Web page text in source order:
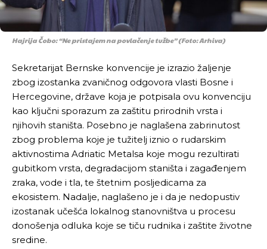
Hajrija Čobo: “Ne pristajem na povlačenje tužbe” (Foto: Arhiva)
Sekretarijat Bernske konvencije je izrazio žaljenje
zbog izostanka zvaničnog odgovora vlasti Bosne i
Hercegovine, države koja je potpisala ovu konvenciju
kao ključni sporazum za zaštitu prirodnih vrsta i
njihovih staništa. Posebno je naglašena zabrinutost
zbog problema koje je tužitelj iznio o rudarskim
aktivnostima Adriatic Metalsa koje mogu rezultirati
gubitkom vrsta, degradacijom staništa i zagađenjem
zraka, vode i tla, te štetnim posljedicama za
ekosistem. Nadalje, naglašeno je i da je nedopustiv
izostanak učešća lokalnog stanovništva u procesu
donošenja odluka koje se tiču rudnika i zaštite životne
sredine.